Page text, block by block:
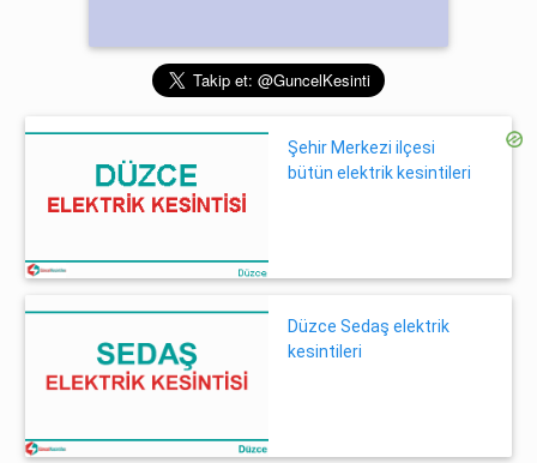
Şehir Merkezi ilçesi
bütün elektrik kesintileri
Düzce Sedaş elektrik
kesintileri